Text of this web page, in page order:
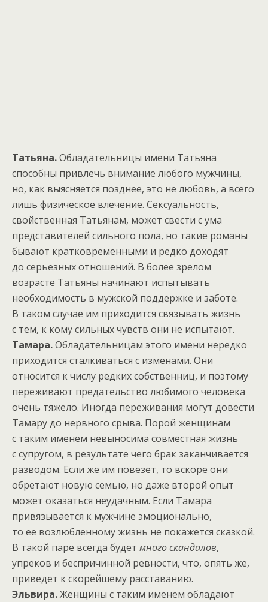
Татьяна.Обладательницы имени Татьяна
способны привлечь внимание любого мужчины,
но, как выясняется позднее, это не любовь, а всего
лишь физическое влечение. Сексуальность,
свойственная Татьянам, может свести с ума
представителей сильного пола, но такие романы
бывают кратковременными и редко доходят
до серьезных отношений. В более зрелом
возрасте Татьяны начинают испытывать
необходимость в мужской поддержке и заботе.
В таком случае им приходится связывать жизнь
с тем, к кому сильных чувств они не испытают.
Тамара.Обладательницам этого имени нередко
приходится сталкиваться с изменами. Они
относится к числу редких собственниц, и поэтому
переживают предательство любимого человека
очень тяжело. Иногда переживания могут довести
Тамару до нервного срыва. Порой женщинам
с таким именем невыносима совместная жизнь
с супругом, в результате чего брак заканчивается
разводом. Если же им повезет, то вскоре они
обретают новую семью, но даже второй опыт
может оказаться неудачным. Если Тамара
привязывается к мужчине эмоционально,
то ее возлюбленному жизнь не покажется сказкой.
В такой паре всегда будет много скандалов,
упреков и беспричинной ревности, что, опять же,
приведет к скорейшему расставанию.
Эльвира.Женщины с таким именем обладают